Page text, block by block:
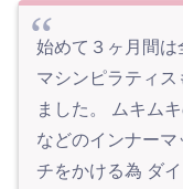
始めて３ヶ月間
マシンピラティ
ました。 ムキム
などのインナー
チをかける為 ダ